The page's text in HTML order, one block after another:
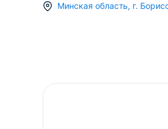
Минская область, г.